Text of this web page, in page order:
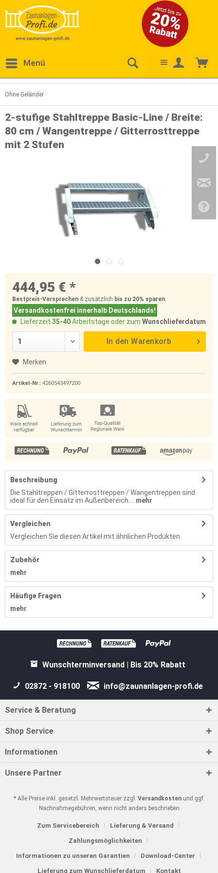
Menü
Ohne Geländer
2-stufige Stahltreppe Basic-Line / Breite:
80 cm / Wangentreppe / Gitterrosttreppe
mit 2 Stufen
444,95 € *
Bestpreis-Versprechen & zusätzlich bis zu 20% sparen
Versandkostenfrei innerhalb Deutschlands!
Lieferzeit 35-40Arbeitstage oder zum Wunschlieferdatum
In den Warenkorb
Merken
Artikel-Nr.: 4260543497200
Beschreibung
Die Stahltreppen / Gitterrosttreppen / Wangentreppen sind
ideal für den Einsatz im Außenbereich....
mehr
Vergleichen
Vergleichen Sie diesen Artikel mit ähnlichen Produkten
Zubehör
mehr
Häufige Fragen
mehr
Wunschterminversand | Bis 20% Rabatt
02872 - 918100 info@zaunanlagen-profi.de
Service & Beratung
Shop Service
Informationen
Unsere Partner
* Alle Preise inkl. gesetzl. Mehrwertsteuer zzgl. Versandkostenund ggf.
Nachnahmegebühren, wenn nicht anders beschrieben
Zum Servicebereich Lieferung & Versand
Zahlungsmöglichkeiten
Informationen zu unseren Garantien Download-Center
Lieferung zum Wunschlieferdatum Kontakt